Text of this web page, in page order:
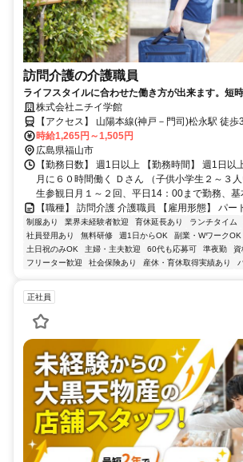
訪問介護の介護職員
ライフスタイルに合わせた働き方が出来ます。短
んか！
株式会社ニチイ学館
【アクセス】 山陽本線(神戸－門司)松永駅 徒歩3分 ■住 所 広島
山市 松永町三丁目1番22号 ■アクセス 山陽本線(神戸－門司)松永駅 徒
歩3分
時給1,265円～1,505円
広島県福山市
【勤務日数】 週1日以上 【勤務時間】 週1日以
月に６０時間働く Ｄさん （子供小学生２～３
生参観日月１～２回、平日14：00まで勤務、基
【職種】 訪問介護 介護職員 【雇用形態】 パー
制服あり 業界未経験者歓迎 育休延長あり ランチタイム
社員登用あり
無料研修 週1日からOK 副業・WワークOK
土日祝のみOK
主婦・主夫歓迎 60代も応募可 準夜勤
フリーター歓迎
社会保険あり 産休・育休取得実績あり
正社員